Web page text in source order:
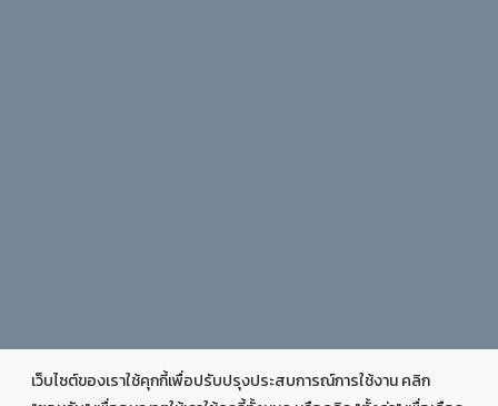
เว็บไซต์ของเราใช้คุกกี้เพื่อปรับปรุงประสบการณ์การใช้งาน คลิก